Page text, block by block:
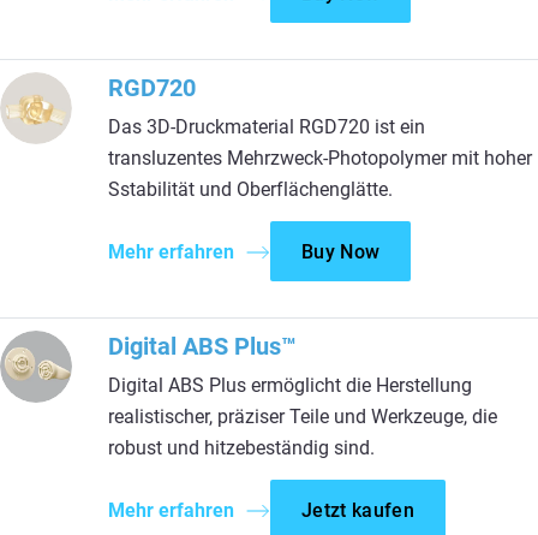
RGD720
Das 3D-Druckmaterial RGD720 ist ein
transluzentes Mehrzweck-Photopolymer mit hoher
Sstabilität und Oberflächenglätte.
Mehr erfahren Buy Now
Digital ABS Plus™
Digital ABS Plus ermöglicht die Herstellung
realistischer, präziser Teile und Werkzeuge, die
robust und hitzebeständig sind.
Mehr erfahren Jetzt kaufen